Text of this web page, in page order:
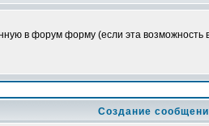
в форум форму (если эта
Создание